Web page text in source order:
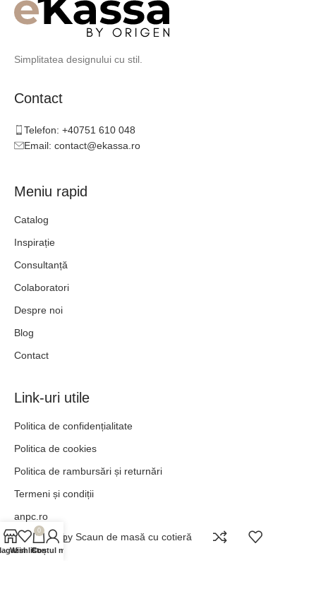
Simplitatea designului cu stil.
Contact
Telefon: +40751 610 048
Email: contact@ekassa.ro
Meniu rapid
Catalog
Inspirație
Consultanță
Colaboratori
Despre noi
Blog
Contact
Link-uri utile
Politica de confidențialitate
Politica de cookies
Politica de rambursări și returnări
Termeni și condiții
anpc.ro
ANPC - SALDerby Scaun de masă cu cotieră
Wishlist
0
Coș
Contul meu